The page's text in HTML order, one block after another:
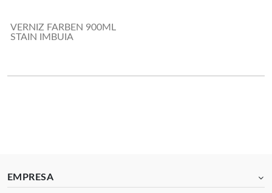
VERNIZ FARBEN 900ML
STAIN IMBUIA
EMPRESA